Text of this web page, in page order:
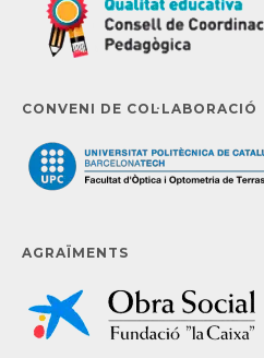
CONVENI DE COL·LABORACIÓ
AGRAÏMENTS